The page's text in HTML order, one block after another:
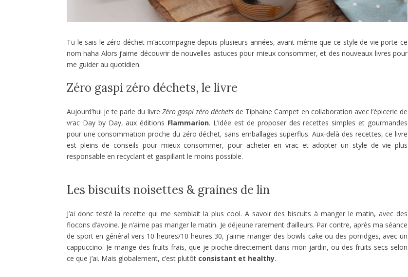
Tu le sais le zéro déchet m’accompagne depuis plusieurs années, avant même que ce style de vie porte ce
nom haha Alors j’aime découvrir de nouvelles astuces pour mieux consommer, et des nouveaux livres pour
me guider au quotidien.
Zéro gaspi zéro déchets, le livre
Aujourd’hui je te parle du livre Zéro gaspi zéro déchets de Tiphaine Campet en collaboration avec l’épicerie de
vrac Day by Day, aux éditions Flammarion. L’idée est de proposer des recettes simples et gourmandes
pour une consommation proche du zéro déchet, sans emballages superflus. Aux-delà des recettes, ce livre
est pleins de conseils pour mieux consommer, pour acheter en vrac et adopter un style de vie plus
responsable en recyclant et gaspillant le moins possible.
Les biscuits noisettes & graines de lin
J’ai donc testé la recette qui me semblait la plus cool. A savoir des biscuits à manger le matin, avec des
flocons d’avoine. Je n’aime pas manger le matin. Je déjeune rarement d’ailleurs. Par contre, après ma séance
de sport en général vers 10 heures/10 heures 30, j’aime manger des bowls cake ou des porridges, avec un
cappuccino. Je mange des fruits frais, que je pioche directement dans mon jardin, ou des fruits secs selon
ce que j’ai. Mais globalement, c’est plutôt consistant et healthy.